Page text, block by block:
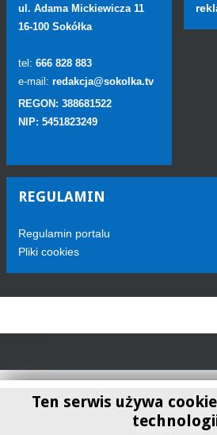
ul. Adama Mickiewicza 11
16-100 Sokółka
tel: 666 828 883
e-mail: redakcja@sokolka.tv
REGON: 388681522
NIP: 5451823249
REGULAMIN
Regulamin portalu
Pliki cookies
Ten serwis używa
Telewizja